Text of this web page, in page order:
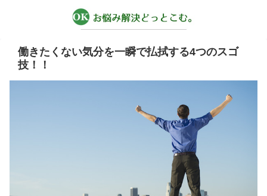
働きたくない気分を一瞬で払拭する4つのスゴ
技！！